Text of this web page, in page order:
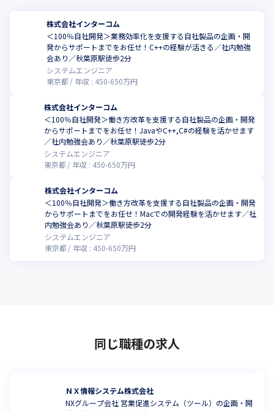
株式会社インターコム
＜100％自社開発＞業務効率化を支援する自社製品の企画・開
発からサポートまでをお任せ！C++の経験が活きる／社内勉強
会あり／秋葉原駅徒歩2分
システムエンジニア
東京都
年収 : 450-650万円
株式会社インターコム
＜100％自社開発＞働き方改革を支援する自社製品の企画・開発
からサポートまでをお任せ！JavaやC++,C#の経験を活かせます
／社内勉強会あり／秋葉原駅徒歩2分
システムエンジニア
東京都
年収 : 450-650万円
株式会社インターコム
＜100％自社開発＞働き方改革を支援する自社製品の企画・開発
からサポートまでをお任せ！Macでの開発経験を活かせます／社
内勉強会あり／秋葉原駅徒歩2分
システムエンジニア
東京都
年収 : 450-650万円
同じ職種の求人
ＮＸ情報システム株式会社
NXグループ会社 営業促進システム（ツール）の企画・開